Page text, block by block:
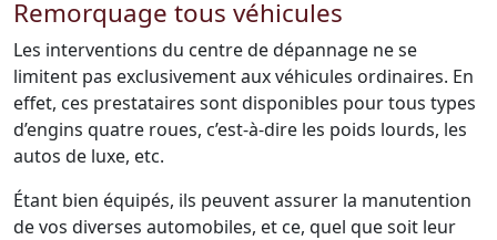
Remorquage tous véhicules
Les interventions du centre de dépannage ne se
limitent pas exclusivement aux véhicules ordinaires. En
effet, ces prestataires sont disponibles pour tous types
d’engins quatre roues, c’est-à-dire les poids lourds, les
autos de luxe, etc.
Étant bien équipés, ils peuvent assurer la manutention
de vos diverses automobiles, et ce, quel que soit leur